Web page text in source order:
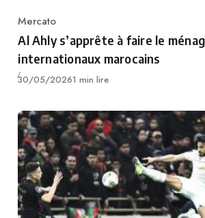
Category
Mercato
Al Ahly s’apprête à faire le
internationaux marocains
Publié
30/05/20261 min lire